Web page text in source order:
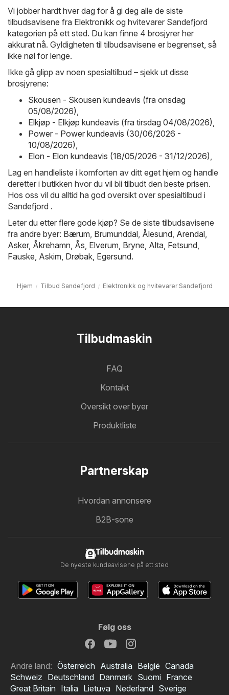
Vi jobber hardt hver dag for å gi deg alle de siste
tilbudsavisene fra Elektronikk og hvitevarer Sandefjord
kategorien på ett sted. Du kan finne 4 brosjyrer her
akkurat nå. Gyldigheten til tilbudsavisene er begrenset, så
ikke nøl for lenge.
Ikke gå glipp av noen spesialtilbud – sjekk ut disse
brosjyrene:
Skousen - Skousen kundeavis (fra onsdag
05/08/2026)
Elkjøp - Elkjøp kundeavis (fra tirsdag 04/08/2026)
Power - Power kundeavis (30/06/2026 -
10/08/2026)
Elon - Elon kundeavis (18/05/2026 - 31/12/2026)
Lag en handleliste i komforten av ditt eget hjem og handle
deretter i butikken hvor du vil bli tilbudt den beste prisen.
Hos oss vil du alltid ha god oversikt over spesialtilbud i
Sandefjord .
Leter du etter flere gode kjøp? Se de siste tilbudsavisene
fra andre byer: Bærum Brumunddal Ålesund Arendal
Asker, Åkrehamn Ås Elverum Bryne Alta Fetsund
Fauske Askim Drøbak Egersund.
Hjem Tilbud Sandefjord Elektronikk og hvitevarer Sandefjord
Tilbudmaskin
FAQ
Kontakt
Oversikt over byer
Produktliste
Partnerskap
Hvordan annonsere
B2B-sone
Tilbudmaskin
De nyeste kundeavisene på ett sted
Følg oss
Andre land: Österreich Australia België Canada
Schweiz Deutschland Danmark Suomi France
Great Britain Italia Lietuva Nederland Sverige